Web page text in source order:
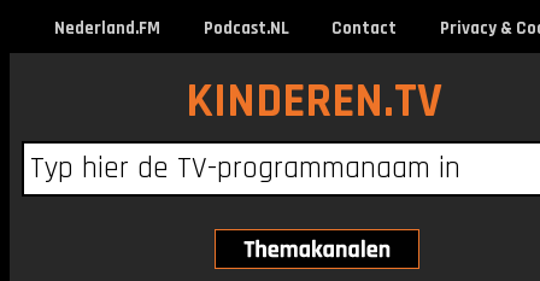
Nederland.FM Podcast.NL Contact Privacy &
KINDEREN.TV